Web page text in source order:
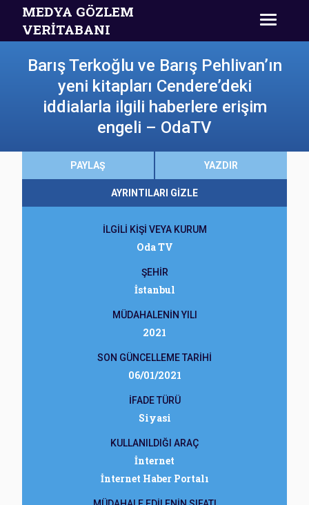
MEDYA GÖZLEM
VERİTABANI
Barış Terkoğlu ve Barış Pehlivan’ın
yeni kitapları Cendere’deki
iddialarla ilgili haberlere erişim
engeli – OdaTV
PAYLAŞ YAZDIR
AYRINTILARI GİZLE
İLGİLİ KİŞİ VEYA KURUM
Oda TV
ŞEHİR
İstanbul
MÜDAHALENİN YILI
2021
SON GÜNCELLEME TARİHİ
06/01/2021
İFADE TÜRÜ
Siyasi
KULLANILDIĞI ARAÇ
İnternet
İnternet Haber Portalı